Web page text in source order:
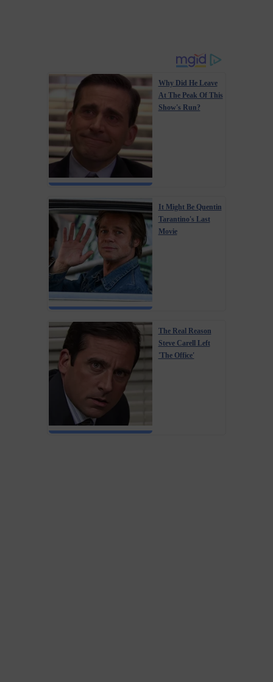
Why Did He Leave
At The Peak Of This
Show's Run?
It Might Be Quentin
Tarantino's Last
Movie
The Real Reason
Steve Carell Left
'The Office'